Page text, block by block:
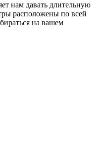
нам давать длительную
расположены по всей
на вашем